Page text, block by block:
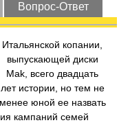
Вопрос-Ответ
Итальянской копании,
выпускающей диски
Mak, всего двадцать
лет истории, но тем не
менее юной ее назвать
кампаний семей